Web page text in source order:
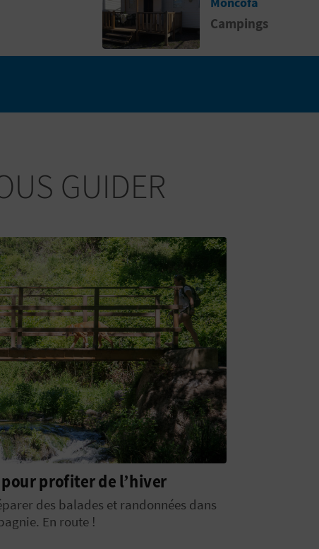
Campings
GUIDER
profiter de l’hiver
des balades et randonnées dans
En route !